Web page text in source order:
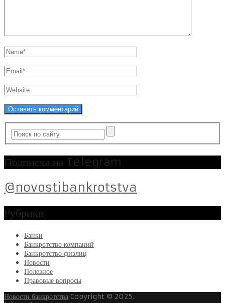
Подписка на Telegram
@novostibankrotstva
Рубрики
Банки
Банкротство компаний
Банкротство физлиц
Новости
Полезное
Правовые вопросы
Новости банкротства Copyright © 2025.